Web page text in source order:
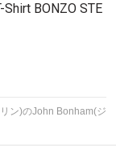
Shirt BONZO STE
ン)のJohn Bonham(ジ